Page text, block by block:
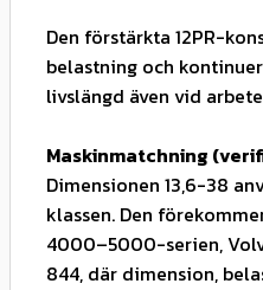
Den förstärkta 12PR-
belastning och
livslängd även vid
Maskinmatchning
Dimensionen 13,6-38
klassen. Den
4000–5000-serien,
844, där dimension,